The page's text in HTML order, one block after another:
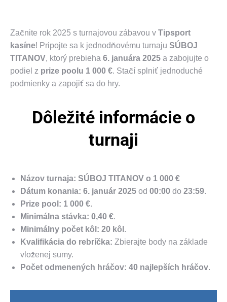
Začnite rok 2025 s turnajovou zábavou v Tipsport
kasíne! Pripojte sa k jednodňovému turnaju SÚBOJ
TITANOV, ktorý prebieha 6. januára 2025 a zabojujte o
podiel z prize poolu 1 000 €. Stačí splniť jednoduché
podmienky a zapojiť sa do hry.
Dôležité informácie o
turnaji
Názov turnaja: SÚBOJ TITANOV o 1 000 €
Dátum konania: 6. január 2025 od 00:00 do 23:59.
Prize pool: 1 000 €.
Minimálna stávka: 0,40 €.
Minimálny počet kôl: 20 kôl .
Kvalifikácia do rebríčka: Zbierajte body na základe
vloženej sumy.
Počet odmenených hráčov: 40 najlepších hráčov.